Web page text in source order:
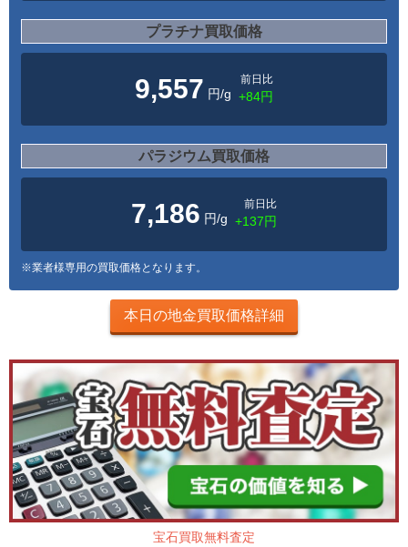
プラチナ買取価格
9,557 円/g
前日比
+84円
パラジウム買取価格
7,186 円/g
前日比
+137円
※業者様専用の買取価格となります。
本日の地金買取価格詳細
宝石買取無料査定